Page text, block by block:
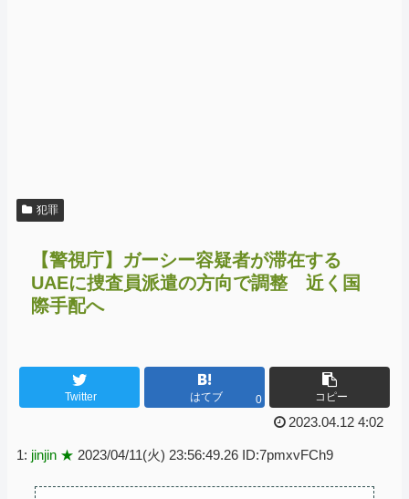
犯罪
【警視庁】ガーシー容疑者が滞在する
UAEに捜査員派遣の方向で調整 近く国
際手配へ
Twitter はてブ 0 コピー
2023.04.12 4:02
1: jinjin ★ 2023/04/11(火) 23:56:49.26 ID:7pmxvFCh9